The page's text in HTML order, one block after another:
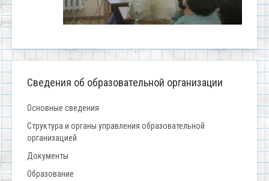
Сведения об образовательной организации
Основные сведения
Структура и органы управления образовательной
организацией
Документы
Образование